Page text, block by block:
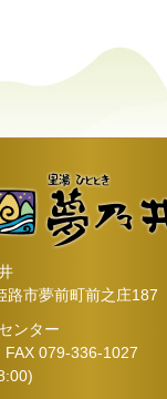
路市夢前町前之庄187
ンター
FAX 079-336-1027